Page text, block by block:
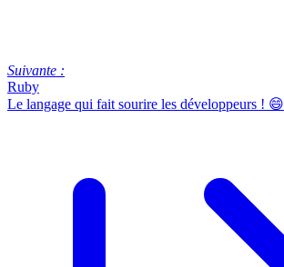
Suivante :
Ruby
Le langage qui fait sourire les développeurs ! 😄